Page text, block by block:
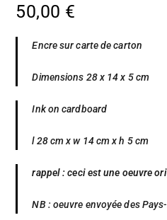
50,00 €
Encre sur carte de carton
Dimensions 28 x 14 x 5 cm
Ink on cardboard
l 28 cm x w 14 cm x h 5 cm
rappel : ceci est une oeuvre
NB : oeuvre envoyée des